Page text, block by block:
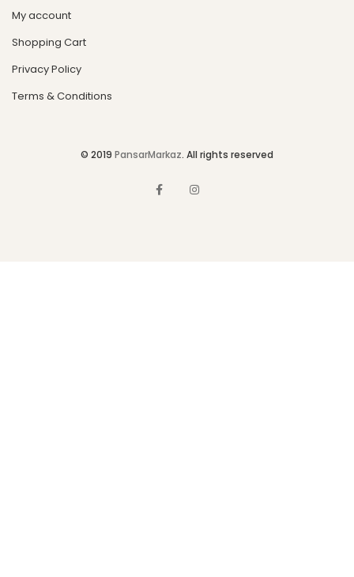
My account
Shopping Cart
Privacy Policy
Terms & Conditions
© 2019 PansarMarkaz. All rights reserved